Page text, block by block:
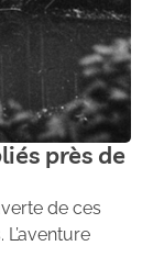
près de
de ces